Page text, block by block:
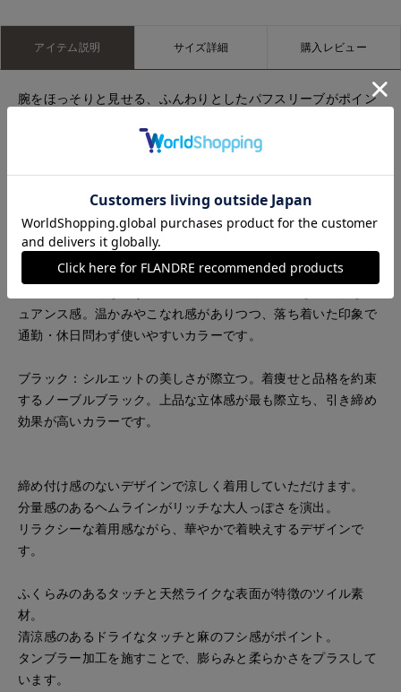
アイテム説明 サイズ詳細 購入レビュー
腕をほっそりと見せる、ふんわりとしたパフスリーブがポイン
ターコイズ：パッと顔周りを明るく見せ、夏らしい清涼感と華
やかさを両立できる印象的なカラーです。
ュアンス感。温かみやこなれ感がありつつ、落ち着いた印象で
通勤・休日問わず使いやすいカラーです。
ブラック：シルエットの美しさが際立つ。着痩せと品格を約束
するノーブルブラック。上品な立体感が最も際立ち、引き締め
効果が高いカラーです。
締め付け感のないデザインで涼しく着用していただけます。
分量感のあるヘムラインがリッチな大人っぽさを演出。
リラクシーな着用感ながら、華やかで着映えするデザインで
す。
ふくらみのあるタッチと天然ライクな表面が特徴のツイル素
材。
清涼感のあるドライなタッチと麻のフシ感がポイント。
タンブラー加工を施すことで、膨らみと柔らかさをプラスして
います。